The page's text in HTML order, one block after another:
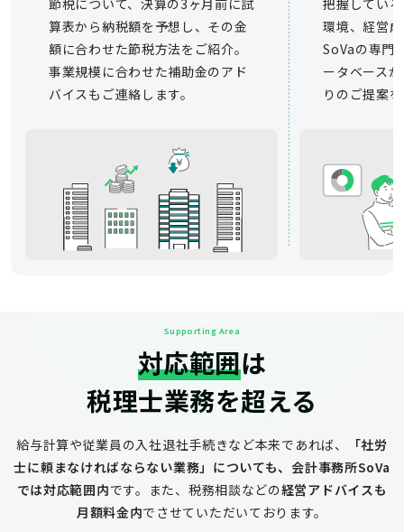
節税について、決算の3ヶ月前に試
算表から納税額を予想し、その金
額に合わせた節税方法をご紹介。
事業規模に合わせた補助金のアド
バイスもご連絡します。
把握してい
環境、経営
SoVaの専門
ータベース
りのご提案
Supporting Area
対応範囲は
税理士業務を超える
給与計算や従業員の入社退社手続きなど本来であれば、
「社労
士に頼まなければならない業務」についても、会計事務所SoVa
では対応範囲内です。 また、税務相談などの経営アドバイスも
月額料金内でさせていただいております。